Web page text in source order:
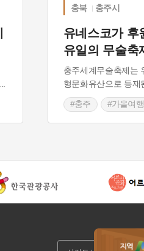
충북
충주시
유네스코가 후
유일의 무술축
충주세계무술축제는
형문화유산으로 등재
#충주 #가을여행
#인류무형유산